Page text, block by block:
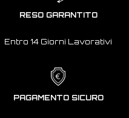
RESO GARANTITO
Entro 14 Giorni Lavorativi
PAGAMENTO SICURO